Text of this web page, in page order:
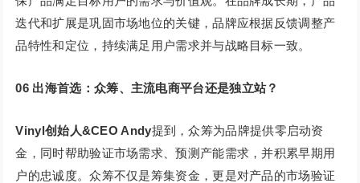
迭代和扩展是巩固市场地位的关键，品牌应根据反馈调整产
品特性和定位，持续满足用户需求并与战略目标一致。
06 出海首选：众筹、主流电商平台还是独立站？
Vinyl创始人&CEO Andy提到，众筹为品牌提供零启动资
金，同时帮助验证市场需求、预测产能需求，并积累早期用
户的忠诚度。众筹不仅是筹集资金，更是对产品的市场验证